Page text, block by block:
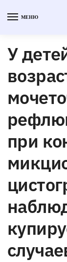
МЕНЮ
У
при